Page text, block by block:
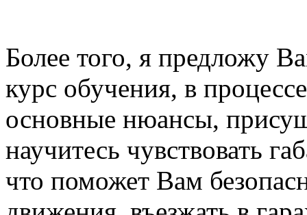
Более того, я предложу
курс обучения, в
основные нюансы,
научитесь чувствовать
что поможет Вам